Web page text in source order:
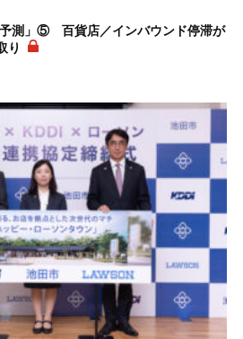
測」⑤ 百貨店／インバウンド停滞が
り